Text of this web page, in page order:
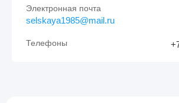
Электронная почта
selskaya1985@mail.ru
Телефоны